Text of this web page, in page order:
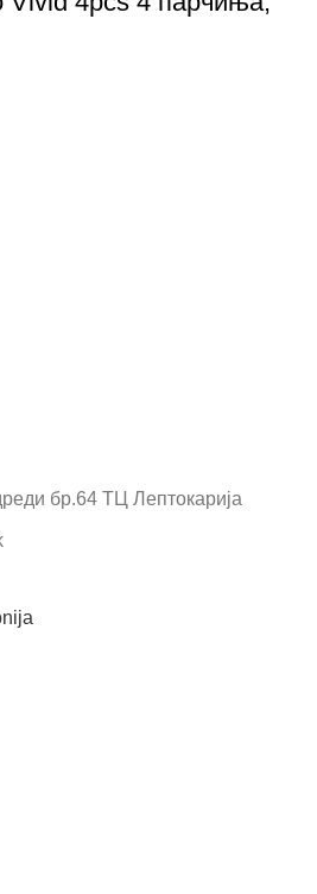
бр.64 ТЦ Лептокарија